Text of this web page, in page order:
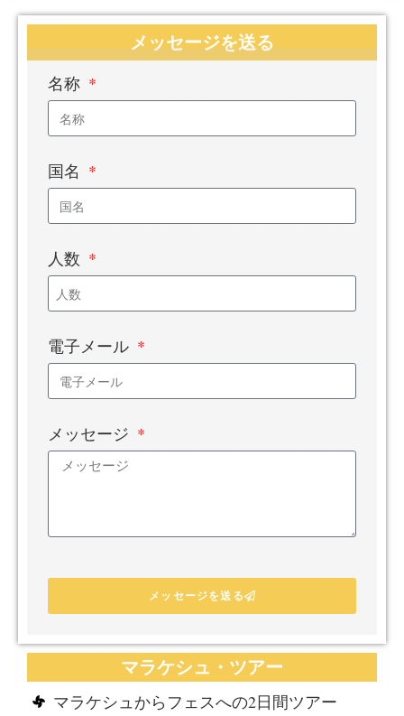
メッセージを送る
名称
国名
人数
電子メール
メッセージ
メッセージを送る
マラケシュ・ツアー
マラケシュからフェスへの2日間ツアー